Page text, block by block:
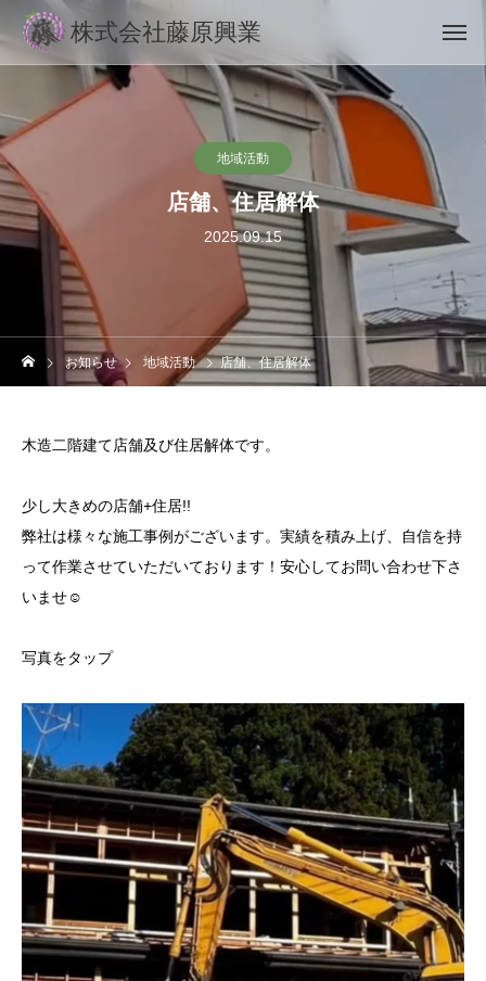
株式会社藤原興業
地域活動
店舗、住居解体
2025.09.15
お知らせ 地域活動 店舗、住居解体
木造二階建て店舗及び住居解体です。
少し大きめの店舗+住居!!
弊社は様々な施工事例がございます。実績を積み上げ、自信を持
って作業させていただいております！安心してお問い合わせ下さ
いませ☺️
写真をタップ